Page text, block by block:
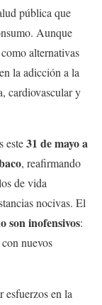
pública que
Aunque
alternativas
la adicción a la
cardiovascular y
este31 de mayo a
, reafirmando
de vida
nocivas. El
son inofensivos:
nuevos
esfuerzos en la